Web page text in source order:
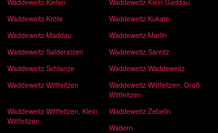
Waddeweitz Kröte
Waddeweitz Kukate
Waddeweitz Maddau
Waddeweitz Marlin
Waddeweitz Salderatzen
Waddeweitz Sareitz
Waddeweitz Schlanze
Waddeweitz Waddeweitz
Waddeweitz Wittfeitzen
Waddeweitz Wittfeitzen, Groß
Wittfeitzen
Waddeweitz Wittfeitzen, Klein
Wittfeitzen
Waddeweitz Zebelin
Wadern